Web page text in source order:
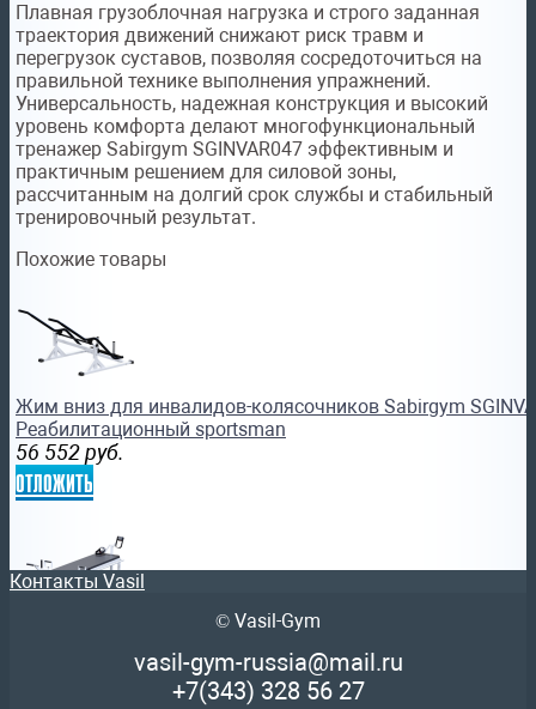
Плавная грузоблочная нагрузка и строго заданная
траектория движений снижают риск травм и
перегрузок суставов, позволяя сосредоточиться на
правильной технике выполнения упражнений.
Универсальность, надежная конструкция и высокий
уровень комфорта делают многофункциональный
тренажер Sabirgym SGINVAR047 эффективным и
практичным решением для силовой зоны,
рассчитанным на долгий срок службы и стабильный
тренировочный результат.
Похожие товары
Жим вниз для инвалидов-колясочников Sabirgym
Реабилитационный sportsman
56 552 руб.
отложить
Тренажер Ильясова «ВЕЛОСИПЕДИСТ, кушетка с
реабилитация
Контакты Vasil
© Vasil-Gym
vasil-gym-russia@mail.ru
+7(343) 328 56 27